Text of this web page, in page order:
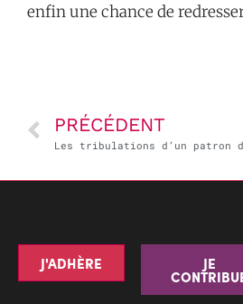
enfin une chance de
PRÉCÉDENT
Les tribulations d’un patron de
J'ADHÈRE JE